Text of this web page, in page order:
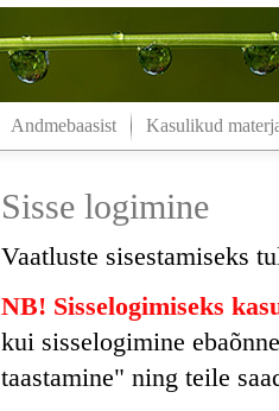
Andmebaasist Kasulikud
Sisse logimine
Vaatluste sisestamiseks
NB! Sisselogimiseks
kui sisselogimine
taastamine" ning teile